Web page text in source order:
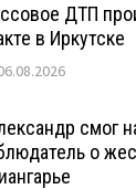
ДТП
в Иркутске
смог
о